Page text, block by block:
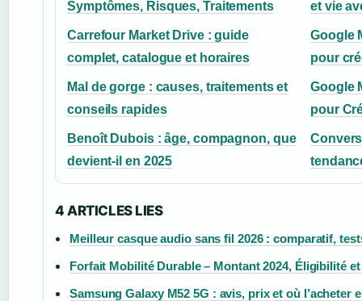
Symptômes, Risques, Traitements
et vie
Carrefour Market Drive : guide
complet, catalogue et horaires
Google
pour
Mal de gorge : causes, traitements et
conseils rapides
Google
pour
Benoît Dubois : âge, compagnon, que
devient-il en 2025
4 ARTICLES LIES
Meilleur casque audio sans fil 2026 : comparatif,
Forfait Mobilité Durable – Montant 2024, Éligibilité
Samsung Galaxy M52 5G : avis, prix et où l’acheter